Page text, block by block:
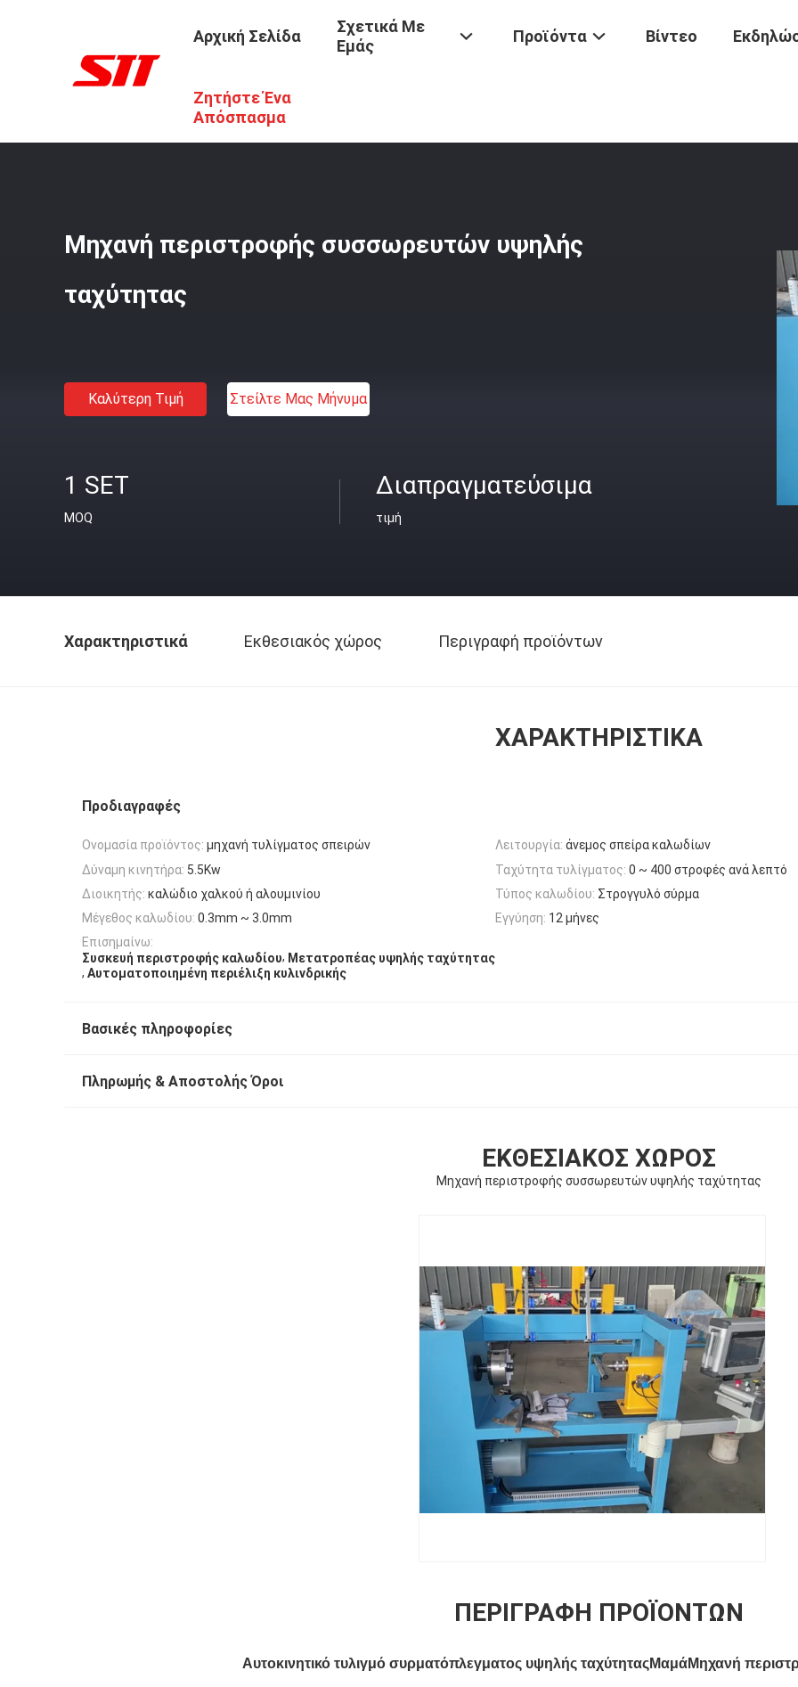
Αρχική Σελίδα
Σχετικά Με
Εμάς
Προϊόντα Βίντεο
Ζητήστε Ένα
Απόσπασμα
Προϊόντα / Αυτόματη Μηχανή Τυλίγματος Σπειρών
Μηχανή περιστροφής συσσωρευτών υψηλής
ταχύτητας
Καλύτερη Τιμή Στείλτε Μας Μήνυμα
1 SET
MOQ
Διαπραγματεύσιμα
τιμή
Χαρακτηριστικά Εκθεσιακός χώρος Περιγραφή προϊόντων
ΧΑΡΑΚΤΗΡΙΣΤΙΚΆ
Προδιαγραφές
Ονομασία προϊόντος: μηχανή τυλίγματος σπειρών Λειτουργία: άνεμος σπείρα καλωδίων
Δύναμη κινητήρα: 5.5Kw Ταχύτητα τυλίγματος: 0 ~ 400 στροφές ανά λεπτό
Διοικητής: καλώδιο χαλκού ή αλουμινίου Τύπος καλωδίου: Στρογγυλό σύρμα
Μέγεθος καλωδίου: 0.3mm ~ 3.0mm Εγγύηση: 12 μήνες
Επισημαίνω:
Συσκευή περιστροφής καλωδίου, Μετατροπέας υψηλής ταχύτητας
, Αυτοματοποιημένη περιέλιξη κυλινδρικής
Βασικές πληροφορίες
Πληρωμής & Αποστολής Όροι
ΕΚΘΕΣΙΑΚΌΣ ΧΏΡΟΣ
Μηχανή περιστροφής συσσωρευτών υψηλής ταχύτητας
ΠΕΡΙΓΡΑΦΉ ΠΡΟΪΌΝΤΩΝ
Αυτοκινητικό τυλιγμό συρματόπλεγματος υψηλής ταχύτηταςΜαμάΜηχανή